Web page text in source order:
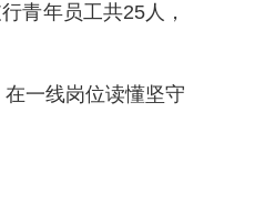
青年员工共25人，
一线岗位读懂坚守